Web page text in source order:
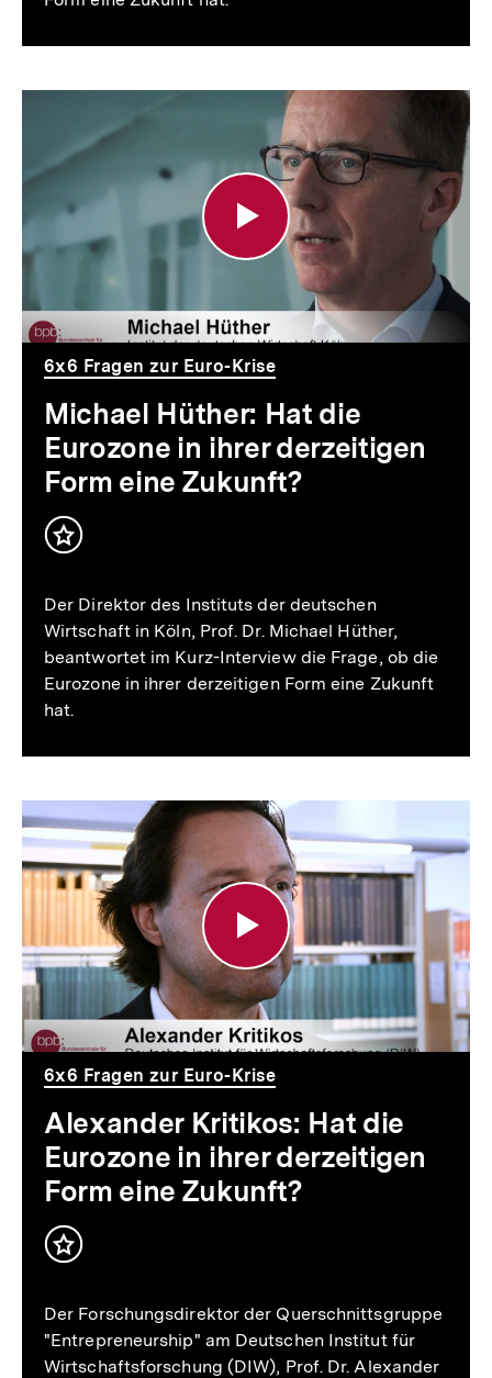
Michael
Hüther:
Hat
die
Eurozone
in
ihrer
derzeitigen
Form
eine
Zukunft?
6x6 Fragen zur Euro-Krise
Michael Hüther: Hat die
Eurozone in ihrer derzeitigen
Form eine Zukunft?
Inhalt
Der Direktor des Instituts der deutschen
Wirtschaft in Köln, Prof. Dr. Michael Hüther,
beantwortet im Kurz-Interview die Frage, ob die
Eurozone in ihrer derzeitigen Form eine Zukunft
hat.
Alexander
Kritikos:
Hat
die
Eurozone
in
ihrer
derzeitigen
Form
eine
Zukunft?
6x6 Fragen zur Euro-Krise
Alexander Kritikos: Hat die
Eurozone in ihrer derzeitigen
Form eine Zukunft?
Inhalt
Der Forschungsdirektor der Querschnittsgruppe
"Entrepreneurship" am Deutschen Institut für
Wirtschaftsforschung (DIW), Prof. Dr. Alexander